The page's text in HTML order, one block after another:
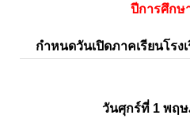
ปีการศึกษ
กำหนดวันเปิดภาคเรียนโร
วันศุกร์ที่ 1 พฤ